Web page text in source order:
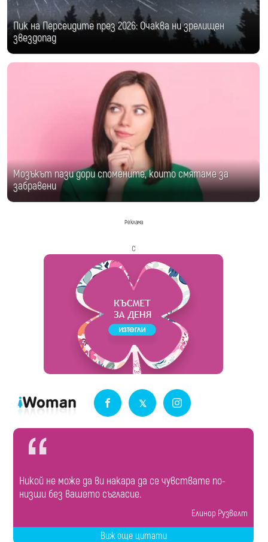
Пик на Персеидите през 2026: Очаква ни зрелищен
звездопад
Мозъкът пази дори спомените, които смятаме за
забравени
Реклама
с
Никой не може да ви накара да се чувствате по-
низши без вашето съгласие.
Елинор Рузвелт
Виж още цитати